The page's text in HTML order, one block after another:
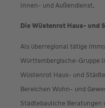
Innen- und Außendienst.
Die Wüstenrot Haus- und
Als überregional tätige
Württembergische-Gruppe
Wüstenrot Haus- und
Bereichen Wohn- und
Städtebauliche Beratungen